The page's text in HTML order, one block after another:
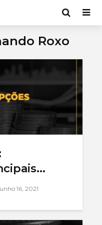
Roxo
16, 2021